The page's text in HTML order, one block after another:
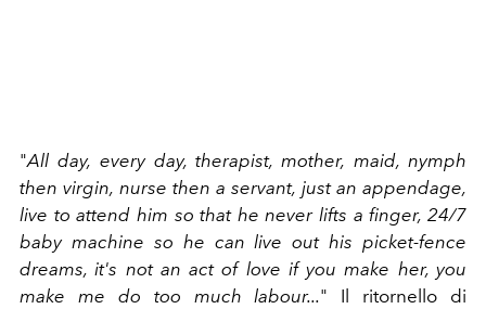
"All day, every day, therapist, mother, maid, nymph
then virgin, nurse then a servant, just an appendage,
live to attend him so that he never lifts a finger, 24/7
baby machine so he can live out his picket-fence
dreams, it's not an act of love if you make her, you
make me do too much labour..." Il ritornello di